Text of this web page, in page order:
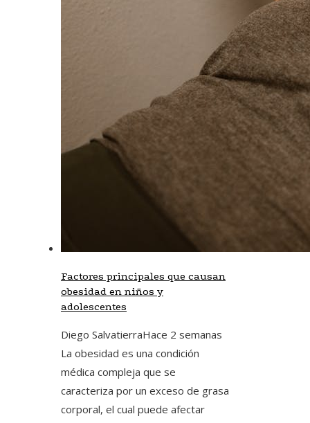
Factores principales que causan
obesidad en niños y
adolescentes
Diego SalvatierraHace 2 semanas
La obesidad es una condición
médica compleja que se
caracteriza por un exceso de grasa
corporal, el cual puede afectar